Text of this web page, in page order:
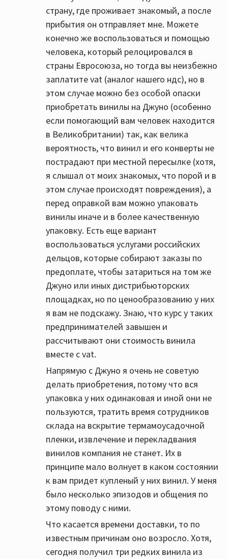
страну, где проживает знакомый, а после
прибытия он отправляет мне. Можете
конечно же воспользоваться и помощью
человека, который релоцировался в
страны Евросоюза, но тогда вы неизбежно
заплатите vat (аналог нашего ндс), но в
этом случае можно без особой опаски
приобретать винилы на Джуно (особенно
если помогающий вам человек находится
в Великобритании) так, как велика
вероятность, что винил и его конверты не
пострадают при местной пересылке (хотя,
я слышал от моих знакомых, что порой и в
этом случае происходят повреждения), а
перед оправкой вам можно упаковать
винилы иначе и в более качественную
упаковку. Есть еще вариант
воспользоваться услугами российских
дельцов, которые собирают заказы по
предоплате, чтобы затариться на том же
Джуно или иных дистрибьюторских
площадках, но по ценообразованию у них
я вам не подскажу. Знаю, что курс у таких
предпринимателей завышен и
рассчитывают они стоимость винила
вместе с vat.
Напрямую с Джуно я очень не советую
делать приобретения, потому что вся
упаковка у них одинаковая и иной они не
пользуются, тратить время сотрудников
склада на вскрытие термамоусадочной
пленки, извлечение и перекладвания
винилов компания не станет. Их в
принципе мало волнует в каком состоянии
к вам придет купленый у них винил. У меня
было несколько эпизодов и общения по
этому поводу с ними.
Что касается времени доставки, то по
известным причинам оно возросло. Хотя,
сегодня получил три редких винила из